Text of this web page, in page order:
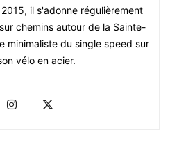
il s'adonne régulièrement
chemins autour de la Sainte-
minimaliste du single speed sur
vélo en acier.